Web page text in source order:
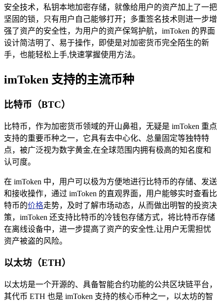
安全技术，私钥本地加密存储，就像给用户的资产加上了一把
坚固的锁，只有用户自己能够打开；多重签名技术则进一步增
强了资产的安全性，为用户的资产保驾护航，imToken 的界面
设计简洁明了、易于操作，即使是对加密货币完全陌生的新
手，也能轻松上手,快速掌握使用方法。
imToken 支持的主流币种
比特币（BTC）
比特币，作为加密货币领域的开山鼻祖，无疑是 imToken 重点
支持的重要币种之一，它具有去中心化、总量固定等独特特
点，被广泛视为数字黄金,在全球范围内拥有极高的知名度和
认可度。
在 imToken 中，用户可以极为方便地进行比特币的存储、发送
和接收操作，通过 imToken 的直观界面，用户能够实时查看比
特币的价格走势，及时了解市场动态，从而做出明智的投资决
策，imToken 还支持比特币的冷钱包存储方式，将比特币存储
在离线设备中，进一步提高了资产的安全性,让用户无需担忧
资产被盗的风险。
以太坊（ETH）
以太坊是一个开源的、具备智能合约功能的公共区块链平台，
其代币 ETH 也是 imToken 支持的核心币种之一，以太坊的智